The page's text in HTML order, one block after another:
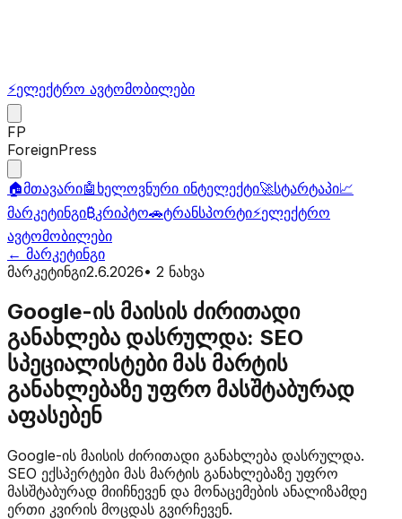
⚡ელექტრო ავტომობილები
FP
ForeignPress
🏠მთავარი🤖 ხელოვნური ინტელექტი🚀სტარტაპი📈
მარკეტინგი₿კრიპტო🚗ტრანსპორტი⚡ელექტრო
ავტომობილები
← მარკეტინგი
მარკეტინგი2.6.2026• 2 ნახვა
Google-ის მაისის ძირითადი
განახლება დასრულდა: SEO
სპეციალისტები მას მარტის
განახლებაზე უფრო მასშტაბურად
აფასებენ
Google-ის მაისის ძირითადი განახლება დასრულდა.
SEO ექსპერტები მას მარტის განახლებაზე უფრო
მასშტაბურად მიიჩნევენ და მონაცემების ანალიზამდე
ერთი კვირის მოცდას გვირჩევენ.